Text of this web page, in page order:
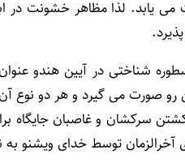
یابد. لذا مظاهر خشونت در
رو صورت می گیرد و هر دو نوع
سرکشان و غاصبان
آخرالزمان توسط خدای ویشنو